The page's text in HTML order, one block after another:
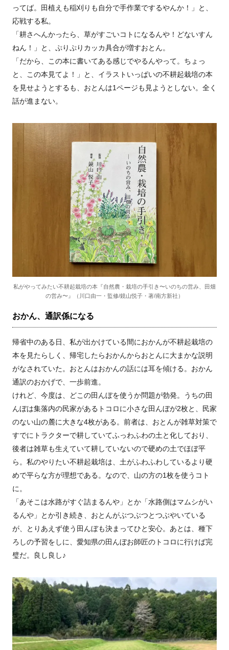
ってば。田植えも稲刈りも自分で手作業でするやんか！」と、
応戦する私。
「耕さへんかったら、草がすごいコトになるんや！どないすん
ねん！」と、ぷりぷりカッカ具合が増すおとん。
「だから、この本に書いてある感じでやるんやって。ちょっ
と、この本見てよ！」と、イラストいっぱいの不耕起栽培の本
を見せようとするも、おとんは1ページも見ようとしない。全く
話が進まない。
私がやってみたい不耕起栽培の本『自然農・栽培の手引き〜いのちの営み、田畑
の営み〜』（川口由一・監修/鏡山悦子・著/南方新社）
おかん、通訳係になる
帰省中のある日、私が出かけている間におかんが不耕起栽培の
本を見たらしく、帰宅したらおかんからおとんに大まかな説明
がなされていた。おとんはおかんの話には耳を傾ける。おかん
通訳のおかげで、一歩前進。
けれど、今度は、どこの田んぼを使うか問題が勃発。うちの田
んぼは集落内の民家があるトコロに小さな田んぼが2枚と、民家
のない山の麓に大きな4枚がある。前者は、おとんが雑草対策で
すでにトラクターで耕していてふっわふわの土と化しており、
後者は雑草も生えていて耕していないので硬めの土でほぼ平
ら。私のやりたい不耕起栽培は、土がふわふわしているより硬
めで平らな方が理想である。なので、山の方の1枚を使うコト
に。
「あそこは水路がすぐ詰まるんや」とか「水路側はマムシがい
るんや」とか引き続き、おとんがぶつぶつとつぶやいている
が、とりあえず使う田んぼも決まってひと安心。あとは、種下
ろしの予習をしに、愛知県の田んぼお師匠のトコロに行けば完
璧だ。良し良し♪